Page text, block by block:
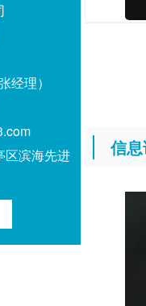
理）
滨海先进
信